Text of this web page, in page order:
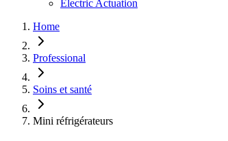
Electric Actuation
Home
Professional
Soins et santé
Mini réfrigérateurs